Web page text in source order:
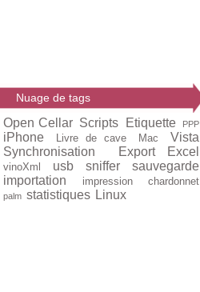
Nuage de tags
Open Cellar Scripts Etiquette PPP
iPhone Livre de cave Mac
Vista
Synchronisation
Export Excel
vinoXml usb sniffer
sauvegarde
importation
impression chardonnet
palm statistiques Linux